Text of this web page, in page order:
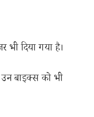
भी दिया गया है।
बाइक्स को भी